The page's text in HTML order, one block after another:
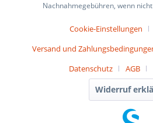
Nachnahmegebühren, wenn
Cookie-Einstellungen
Versand und
Datenschutz
AGB
Widerruf